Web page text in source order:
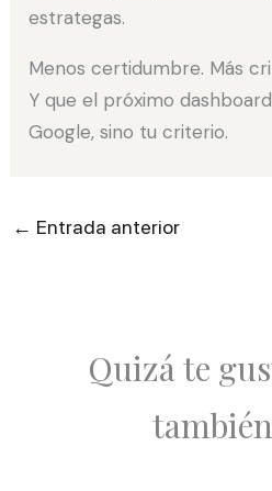
estrategas.
Menos certidumbre. Más
Y que el próximo
Google, sino tu criterio.
← Entrada anterior
Quizá te